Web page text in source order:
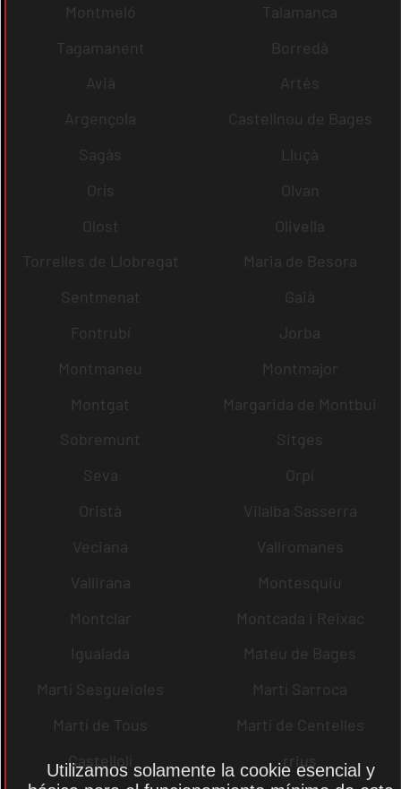
Montmeló
Talamanca
Tagamanent
Borredà
Avià
Artés
Argençola
Castellnou de Bages
Sagàs
Lluçà
Orís
Olvan
Olost
Olivella
Torrelles de Llobregat
Maria de Besora
Sentmenat
Gaià
Fontrubí
Jorba
Montmaneu
Montmajor
Montgat
Margarida de Montbui
Sobremunt
Sitges
Seva
Orpí
Oristà
Vilalba Sasserra
Veciana
Vallromanes
Vallirana
Montesquiu
Montclar
Montcada i Reixac
Igualada
Mateu de Bages
Martí Sesgueioles
Martí Sarroca
Martí de Tous
Martí de Centelles
Castellolí
rrius
Utilizamos solamente la cookie esencial y